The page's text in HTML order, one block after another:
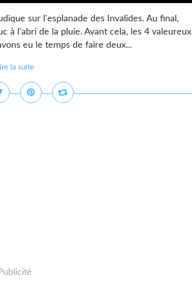
sur l'esplanade des Invalides. Au final,
à l'abri de la pluie. Avant cela, les 4 valeureux
eu le temps de faire deux...
la suite